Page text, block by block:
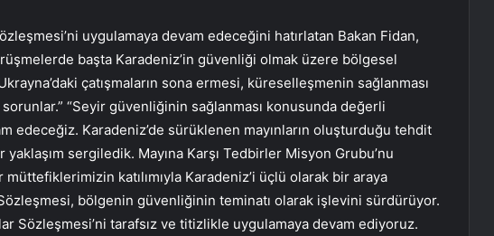
uygulamaya devam edeceğini hatırlatan Bakan Fidan,
başta Karadeniz’in güvenliği olmak üzere bölgesel
çatışmaların sona ermesi, küreselleşmenin sağlanması
“Seyir güvenliğinin sağlanması konusunda değerli
edeceğiz. Karadeniz’de sürüklenen mayınların oluşturduğu tehdit
sergiledik. Mayına Karşı Tedbirler Misyon Grubu’nu
müttefiklerimizin katılımıyla Karadeniz’i üçlü olarak bir araya
bölgenin güvenliğinin teminatı olarak işlevini sürdürüyor.
Sözleşmesi’ni tarafsız ve titizlikle uygulamaya devam ediyoruz.